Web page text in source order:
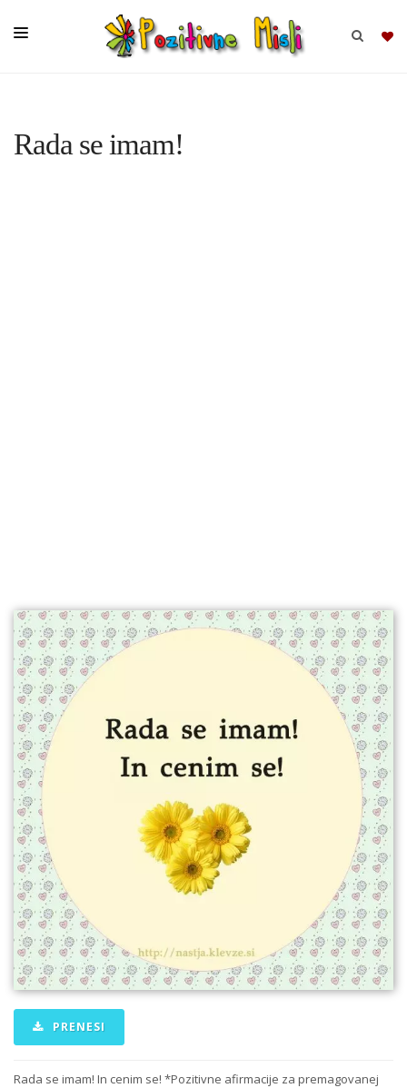
Rada se imam!
PRENESI
Rada se imam! In cenim se! *Pozitivne afirmacije za premagovanej